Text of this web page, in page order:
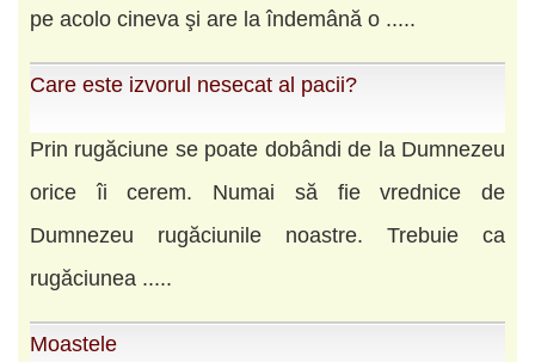
pe acolo cineva şi are la îndemână o .....
Care este izvorul nesecat al pacii?
Prin rugăciune se poate dobândi de la Dumnezeu
orice îi cerem. Numai să fie vrednice de
Dumnezeu rugăciunile noastre. Trebuie ca
rugăciunea .....
Moastele